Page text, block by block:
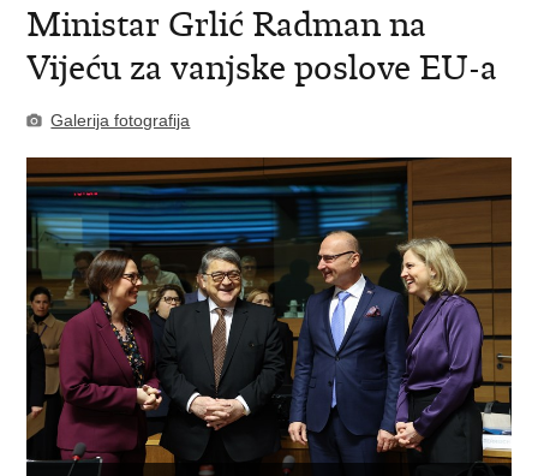
Ministar Grlić Radman na
Vijeću za vanjske poslove EU-a
Galerija fotografija